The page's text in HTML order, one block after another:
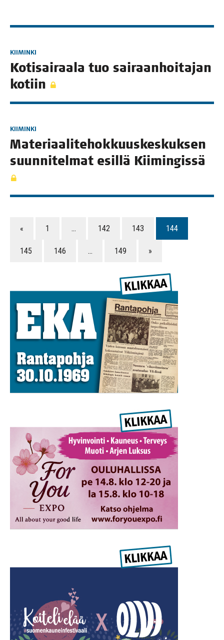
KIIMINKI
Koti­sai­raa­la tuo sai­raan­hoi­ta­jan
kotiin
KIIMINKI
Mate­ri­aa­li­te­hok­kuus­kes­kuk­sen
suun­ni­tel­mat esil­lä Kiimingissä
« 1 … 142 143 144
145 146 … 149 »